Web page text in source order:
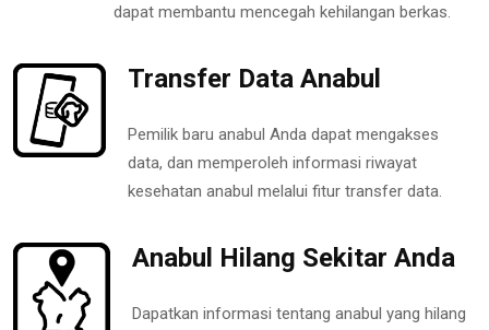
dapat membantu mencegah kehilangan berkas.
Transfer Data Anabul
Pemilik baru anabul Anda dapat mengakses
data, dan memperoleh informasi riwayat
kesehatan anabul melalui fitur transfer data.
Anabul Hilang Sekitar Anda
Dapatkan informasi tentang anabul yang hilang